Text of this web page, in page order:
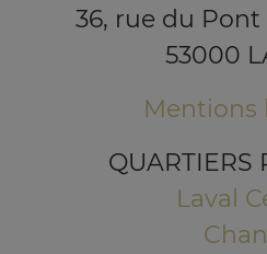
36, rue du
53000
Mentions
QUARTIERS
Laval